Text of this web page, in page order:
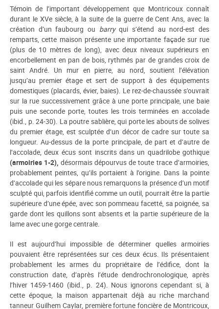
Témoin de l’important développement que Montricoux connaît
durant le XVe siècle, à la suite de la guerre de Cent Ans, avec la
création d’un faubourg ou barryqui s’étend au nord-est des
remparts, cette maison présente une importante façade sur rue
(plus de 10 mètres de long), avec deux niveaux supérieurs en
encorbellement en pan de bois, rythmés par de grandes croix de
saint André. Un mur en pierre, au nord, soutient l’élévation
jusqu’au premier étage et sert de support à des équipements
domestiques (placards, évier, baies). Le rez-de-chaussée s’ouvrait
sur la rue successivement grâce à une porte principale, une baie
puis une seconde porte, toutes les trois terminées en accolade
(ibid., p. 24-30). La poutre sablière, qui porte les abouts de solives
du premier étage, est sculptée d’un décor de cadre sur toute sa
longueur. Au-dessus de la porte principale, de part et d’autre de
l’accolade, deux écus sont inscrits dans un quadrilobe gothique
(armoiries 1-2), désormais dépourvus de toute trace d’armoiries,
probablement peintes, qu’ils portaient à l’origine. Dans la pointe
d’accolade qui les sépare nous remarquons la présence d’un motif
sculpté qui, parfois identifié comme un outil, pourrait être la partie
supérieure d’une épée, avec son pommeau facetté, sa poignée, sa
garde dont les quillons sont absents et la partie supérieure de la
lame avec une gorge centrale.
Il est aujourd’hui impossible de déterminer quelles armoiries
pouvaient être représentées sur ces deux écus. Ils présentaient
probablement les armes du propriétaire de l’édifice, dont la
construction date, d’après l’étude dendrochronologique, après
l’hiver 1459-1460 (ibid., p. 24). Nous ignorons cependant si, à
cette époque, la maison appartenait déjà au riche marchand
tanneur Guilhem Caylar, première fortune foncière de Montricoux,